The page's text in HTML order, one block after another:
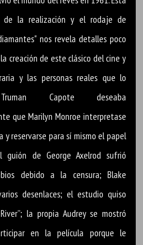
de la realización y el rodaje de
nos revela detalles poco
creación de este clásico del cine y
y las personas reales que lo
Capote deseaba
que Marilyn Monroe interpretase
y reservarse para sí mismo el papel
guión de George Axelrod sufrió
debido a la censura; Blake
desenlaces; el estudio quiso
la propia Audrey se mostró
en la película porque le